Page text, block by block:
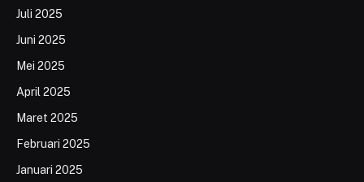
Juli 2025
Juni 2025
Mei 2025
April 2025
Maret 2025
Februari 2025
Januari 2025